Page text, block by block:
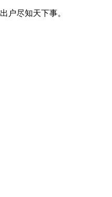
户尽知天下事。